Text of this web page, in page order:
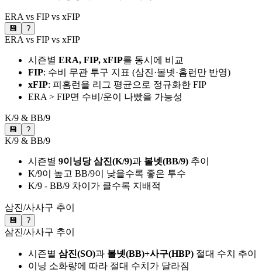
ERA vs FIP vs xFIP
💾 ?
ERA vs FIP vs xFIP
시즌별 ERA, FIP, xFIP를 동시에 비교
FIP: 수비 무관 투구 지표 (삼진·볼넷·홈런만 반영)
xFIP: 피홈런을 리그 평균으로 정규화한 FIP
ERA > FIP면 수비/운이 나빴을 가능성
K/9 & BB/9
💾 ?
K/9 & BB/9
시즌별 9이닝당 삼진(K/9)과 볼넷(BB/9) 추이
K/9이 높고 BB/9이 낮을수록 좋은 투수
K/9 - BB/9 차이가 클수록 지배적
삼진/사사구 추이
💾 ?
삼진/사사구 추이
시즌별 삼진(SO)과 볼넷(BB)+사구(HBP) 절대 수치 추이
이닝 소화량에 따라 절대 수치가 달라짐